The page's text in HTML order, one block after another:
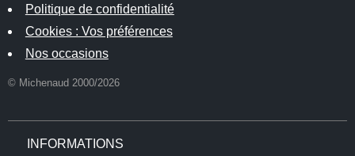
Politique de confidentialité
Cookies : Vos préférences
Nos occasions
© Michenaud 2000/2026
INFORMATIONS